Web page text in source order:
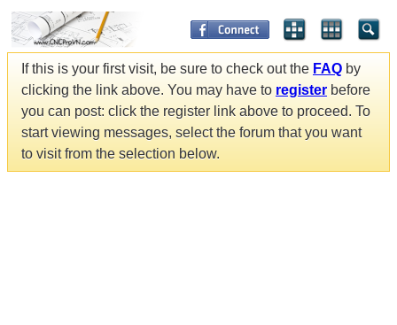
If this is your first visit, be sure to check out the FAQ by
clicking the link above. You may have to register before
you can post: click the register link above to proceed. To
start viewing messages, select the forum that you want
to visit from the selection below.